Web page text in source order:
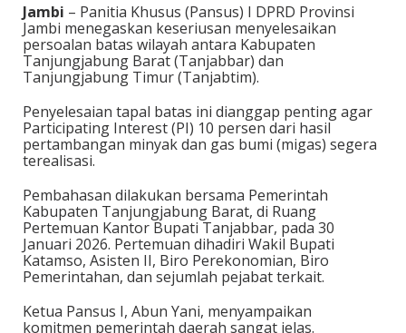
Jambi – Panitia Khusus (Pansus) I DPRD Provinsi
Jambi menegaskan keseriusan menyelesaikan
persoalan batas wilayah antara Kabupaten
Tanjungjabung Barat (Tanjabbar) dan
Tanjungjabung Timur (Tanjabtim).
Penyelesaian tapal batas ini dianggap penting agar
Participating Interest (PI) 10 persen dari hasil
pertambangan minyak dan gas bumi (migas) segera
terealisasi.
Pembahasan dilakukan bersama Pemerintah
Kabupaten Tanjungjabung Barat, di Ruang
Pertemuan Kantor Bupati Tanjabbar, pada 30
Januari 2026. Pertemuan dihadiri Wakil Bupati
Katamso, Asisten II, Biro Perekonomian, Biro
Pemerintahan, dan sejumlah pejabat terkait.
Ketua Pansus I, Abun Yani, menyampaikan
komitmen pemerintah daerah sangat jelas.